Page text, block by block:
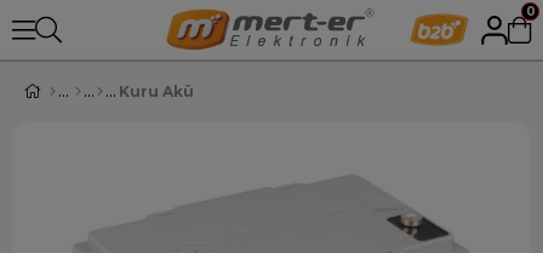
0
Kuru Akü